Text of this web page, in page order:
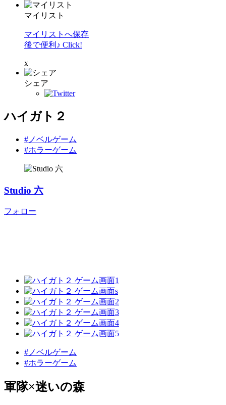
マイリスト
マイリストへ保存
後で便利♪ Click!
x
シェア
ハイガト２
#ノベルゲーム
#ホラーゲーム
Studio 六
フォロー
#ノベルゲーム
#ホラーゲーム
軍隊×迷いの森